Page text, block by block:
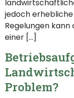
jedoch
Regelungen
einer […]
Problem?